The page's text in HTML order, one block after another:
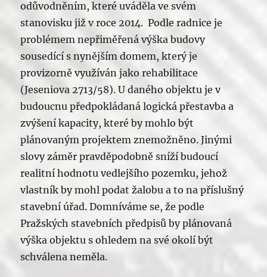
odůvodněním, které uváděla ve svém
stanovisku již v roce 2014. Podle radnice je
problémem nepřiměřená výška budovy
sousedící s nynějším domem, který je
provizorně využíván jako rehabilitace
(Jeseniova 2713/58). U daného objektu je v
budoucnu předpokládaná logická přestavba a
zvýšení kapacity, které by mohlo být
plánovaným projektem znemožněno. Jinými
slovy záměr pravděpodobně sníží budoucí
realitní hodnotu vedlejšího pozemku, jehož
vlastník by mohl podat žalobu a to na příslušný
stavební úřad. Domníváme se, že podle
Pražských stavebních předpisů by plánovaná
výška objektu s ohledem na své okolí být
schválena neměla.